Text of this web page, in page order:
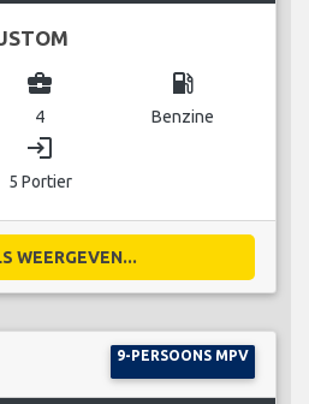
business_center
4
local_gas_station
Benzine
login
5 Portier
WEERGEVEN...
9-PERSOONS MPV